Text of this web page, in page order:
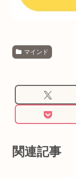
マインド
関連記事